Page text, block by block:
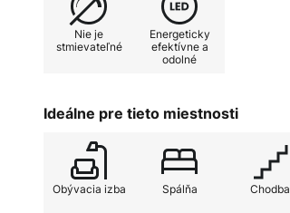
Nie je
stmievateľné
Energeticky
efektívne a
odolné
Ideálne pre tieto miestnosti
Obývacia izba Spálňa Chodba